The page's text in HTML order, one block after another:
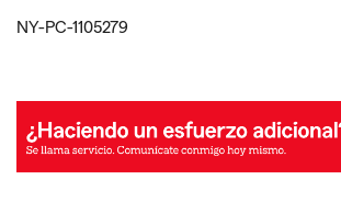
NY-PC-1105279